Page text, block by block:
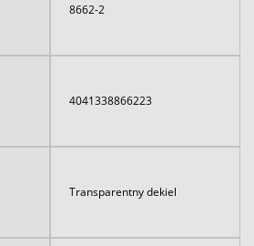
8662-2
4041338866223
Transparentny dekiel